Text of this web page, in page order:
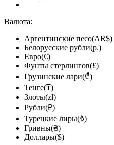
Валюта:
Аргентинские песо(AR$)
Белорусские рубли(р.)
Евро(€)
Фунты стерлингов(£)
Грузинские лари(₾)
Тенге(₸)
Злоты(zł)
Рубли(₽)
Турецкие лиры(₺)
Гривны(₴)
Доллары($)